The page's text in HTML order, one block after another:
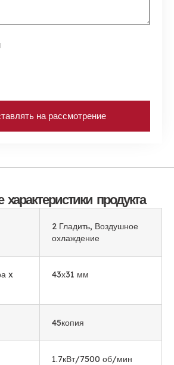
на рассмотрение
характеристики продукта
2 Гладить, Воздушное
охлаждение
x
43х31 мм
45копия
1.7кВт/7500 об/мин